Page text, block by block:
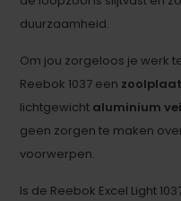
duurzaamheid.
Om jou zorgeloos je werk
Reebok 1037 een
lichtgewicht aluminium
geen zorgen te maken
voorwerpen.
Is de Reebok Excel Light